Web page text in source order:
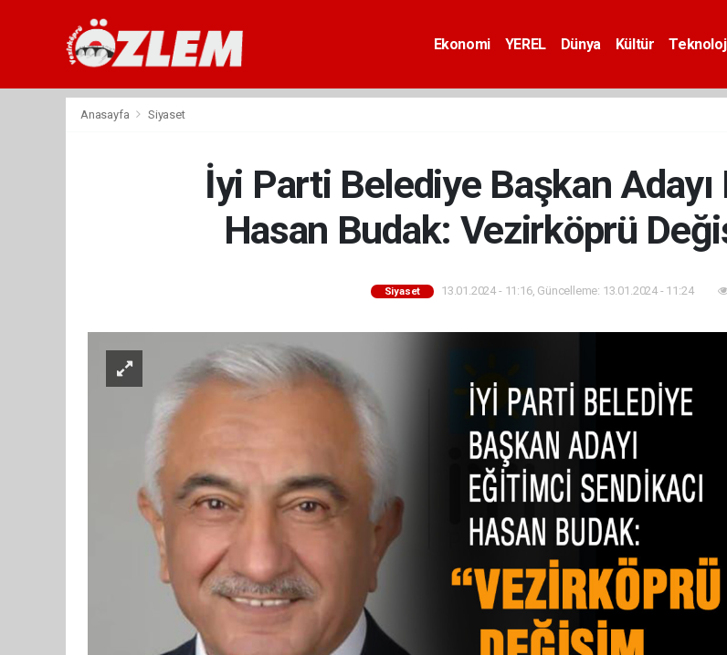
Ekonomi YEREL Dünya Kültür
Anasayfa Siyaset
İyi Parti Belediye Başkan Adayı
Hasan Budak: Vezirköprü
Siyaset 13.01.2024 - 11:16, Güncelleme: 13.01.2024 - 11:24